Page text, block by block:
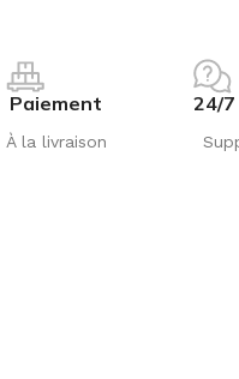
Paiement
À la livraison
24/